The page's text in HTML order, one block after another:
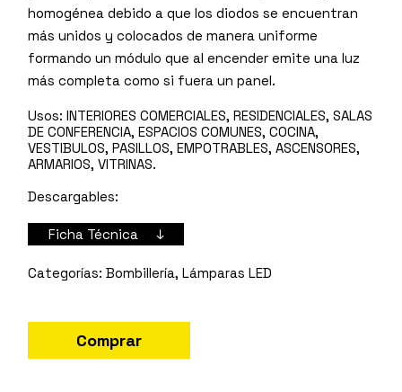
homogénea debido a que los diodos se encuentran
más unidos y colocados de manera uniforme
formando un módulo que al encender emite una luz
más completa como si fuera un panel.
Usos:INTERIORES COMERCIALES, RESIDENCIALES, SALAS
DE CONFERENCIA, ESPACIOS COMUNES, COCINA,
VESTIBULOS, PASILLOS, EMPOTRABLES, ASCENSORES,
ARMARIOS, VITRINAS.
Descargables:
Ficha Técnica ↓
Bombillería,Lámparas LED
Comprar